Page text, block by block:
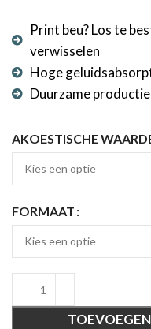
Print beu? Los te
verwisselen
Hoge
Duurzame productie
AKOESTISCHE
FORMAAT